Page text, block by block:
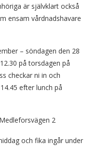
är självklart också
ensam vårdnadshavare
– söndagen den 28
på torsdagen på
checkar ni in och
efter lunch på
2
och fika ingår under